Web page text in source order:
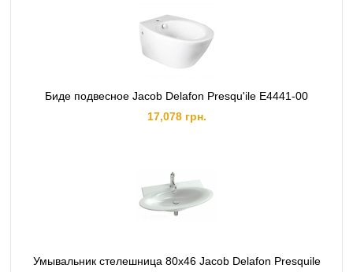
Биде подвесное Jacob Delafon Presqu'ile E4441-00
17,078 грн.
Умывальник стелешница 80х46 Jacob Delafon Presquile